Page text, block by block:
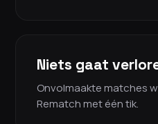
Niets gaat
Onvolmaakte matches
Rematch met één tik.